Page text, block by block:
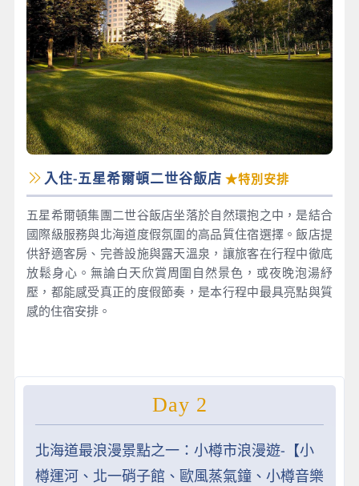
入住-五星希爾頓二世谷飯店 ★特別安排
五星希爾頓集團二世谷飯店坐落於自然環抱之中，是結合
國際級服務與北海道度假氛圍的高品質住宿選擇。飯店提
供舒適客房、完善設施與露天溫泉，讓旅客在行程中徹底
放鬆身心。無論白天欣賞周圍自然景色，或夜晚泡湯紓
壓，都能感受真正的度假節奏，是本行程中最具亮點與質
感的住宿安排。
Day 2
北海道最浪漫景點之一：小樽市浪漫遊-【小
樽運河、北一硝子館、歐風蒸氣鐘、小樽音樂